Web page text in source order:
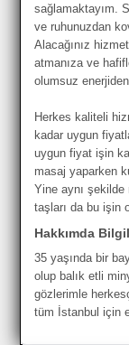
sağlamaktayım.
ve ruhunuzdan
Alacağınız
atmanıza ve
olumsuz
Herkes kaliteli
kadar uygun
uygun fiyat işin
masaj yaparken
Yine aynı
taşları da bu işin
Hakkımda
35 yaşında bir
olup balık etli
gözlerimle
tüm İstanbul için